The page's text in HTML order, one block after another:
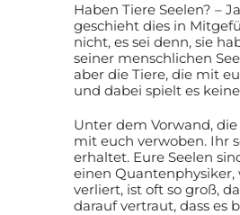
Haben Tiere Seelen? –
geschieht dies in
nicht, es sei denn, sie
seiner menschlichen
aber die Tiere, die mit
und dabei spielt es
Unter dem Vorwand,
mit euch verwoben. Ihr
erhaltet. Eure Seelen
einen Quantenphysiker,
verliert, ist oft so groß,
darauf vertraut, dass es